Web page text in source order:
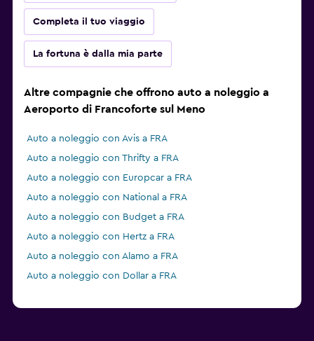
Completa il tuo viaggio
La fortuna è dalla mia parte
Altre compagnie che offrono auto a noleggio a
Aeroporto di Francoforte sul Meno
Auto a noleggio con Avis a FRA
Auto a noleggio con Thrifty a FRA
Auto a noleggio con Europcar a FRA
Auto a noleggio con National a FRA
Auto a noleggio con Budget a FRA
Auto a noleggio con Hertz a FRA
Auto a noleggio con Alamo a FRA
Auto a noleggio con Dollar a FRA